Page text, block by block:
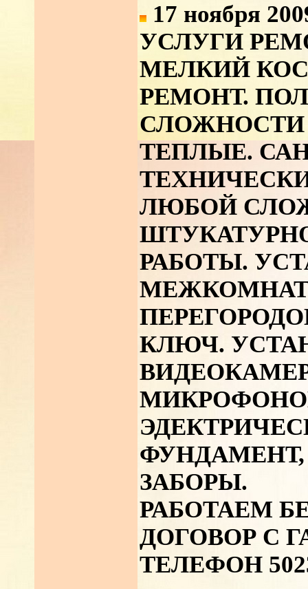
17 ноября
УСЛУГИ
МЕЛКИЙ
РЕМОНТ.
СЛОЖНОСТИ
ТЕПЛЫЕ.
ЛЮБОЙ
РАБОТЫ.
КЛЮЧ.
ЗАБОРЫ.
РАБОТАЕМ
ДОГОВОР С
ТЕЛЕФОН